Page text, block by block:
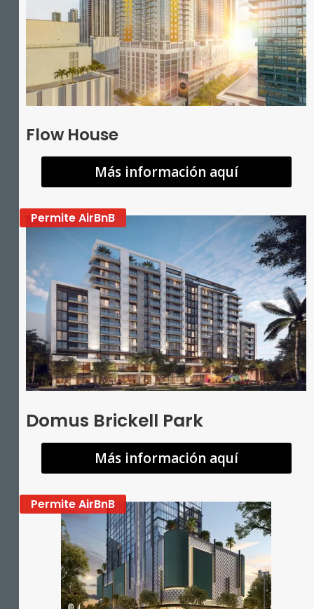
Flow House
Más información aquí
Permite AirBnB
Domus Brickell Park
Más información aquí
Permite AirBnB